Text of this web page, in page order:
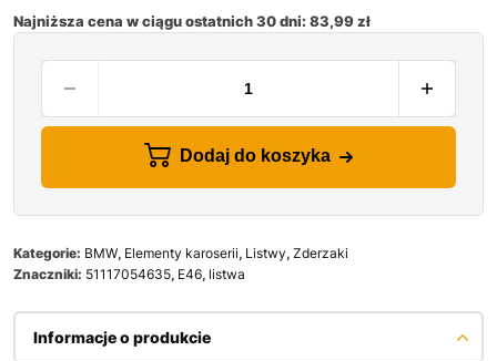
Najniższa cena w ciągu ostatnich 30 dni: 83,99zł
Dodaj do koszyka
Kategorie: BMW, Elementy karoserii, Listwy, Zderzaki
Znaczniki: 51117054635, E46, listwa
Informacje o produkcie